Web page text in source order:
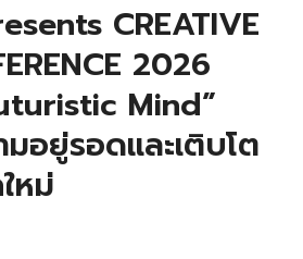
CREATIVE
2026
Mind”
อยู่รอดและเติบโต
หม่